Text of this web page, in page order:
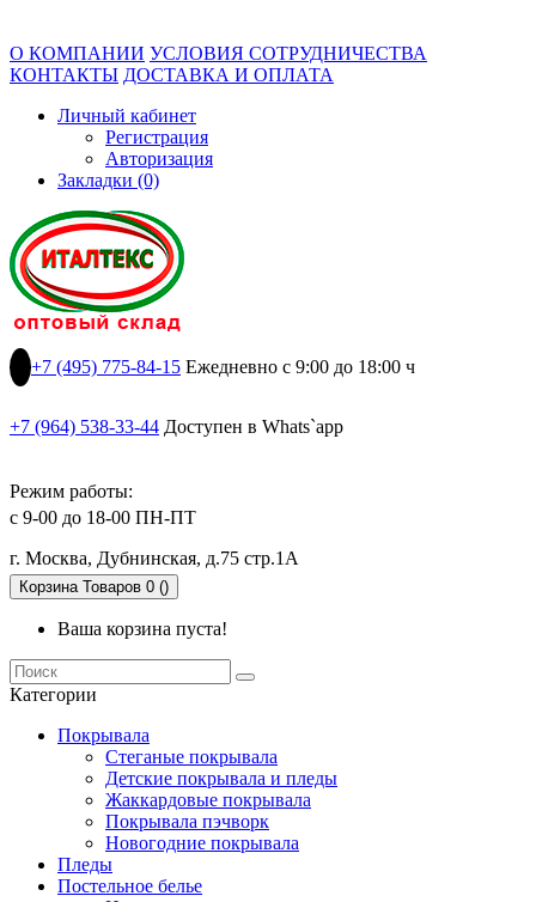
О КОМПАНИИ УСЛОВИЯ СОТРУДНИЧЕСТВА
КОНТАКТЫ ДОСТАВКА И ОПЛАТА
Личный кабинет
Регистрация
Авторизация
Закладки (0)
+7 (495) 775-84-15 Ежедневно с 9:00 до 18:00 ч
+7 (964) 538-33-44 Доступен в Whats`app
Режим работы:
с 9-00 до 18-00 ПН-ПТ
г. Москва, Дубнинская, д.75 стр.1А
Корзина Товаров 0 ()
Ваша корзина пуста!
Категории
Покрывала
Стеганые покрывала
Детские покрывала и пледы
Жаккардовые покрывала
Покрывала пэчворк
Новогодние покрывала
Пледы
Постельное белье